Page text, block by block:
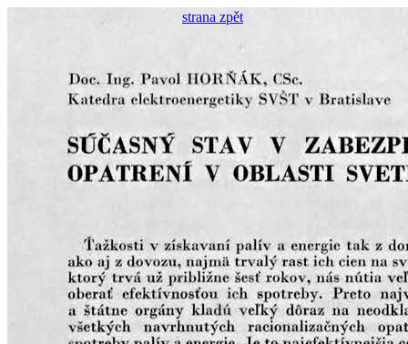
strana zpět